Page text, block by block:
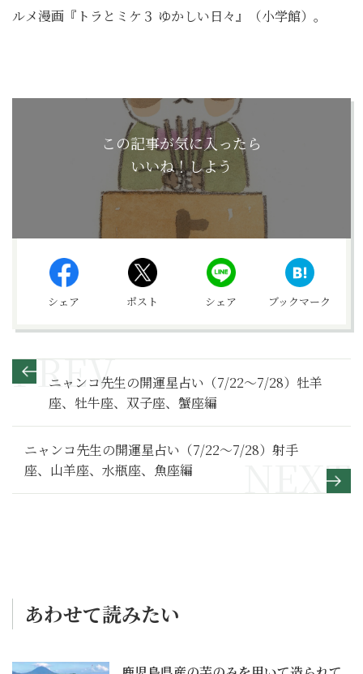
ルメ漫画『トラとミケ３ ゆかしい日々』（小学館）。
この記事が気に入ったら
いいね！しよう
シェア ポスト シェア ブックマーク
ニャンコ先生の開運星占い（7/22～7/28）牡羊
座、牡牛座、双子座、蟹座編
ニャンコ先生の開運星占い（7/22～7/28）射手
座、山羊座、水瓶座、魚座編
あわせて読みたい